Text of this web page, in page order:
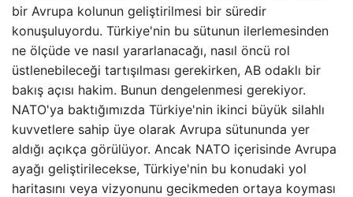
bir Avrupa kolunun geliştirilmesi bir süredir
konuşuluyordu. Türkiye'nin bu sütunun ilerlemesinden
ne ölçüde ve nasıl yararlanacağı, nasıl öncü rol
üstlenebileceği tartışılması gerekirken, AB odaklı bir
bakış açısı hakim. Bunun dengelenmesi gerekiyor.
NATO'ya baktığımızda Türkiye'nin ikinci büyük silahlı
kuvvetlere sahip üye olarak Avrupa sütununda yer
aldığı açıkça görülüyor. Ancak NATO içerisinde Avrupa
ayağı geliştirilecekse, Türkiye'nin bu konudaki yol
haritasını veya vizyonunu gecikmeden ortaya koyması